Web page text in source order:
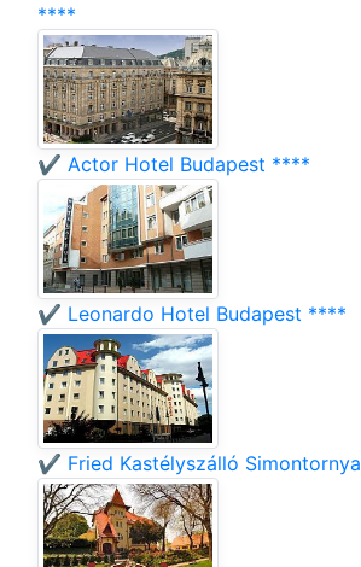
****
✔️ Actor Hotel Budapest ****
✔️ Leonardo Hotel Budapest ****
✔️ Fried Kastélyszálló Simontornya